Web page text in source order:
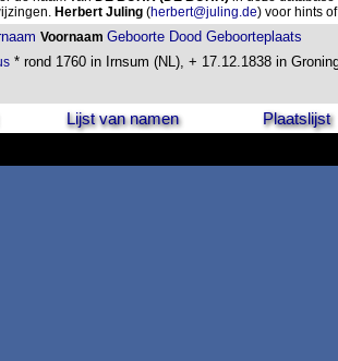
Herbert Juling (herbert@juling.de) voor hints
Voornaam Geboorte Dood Geboorteplaats
* rond 1760 in Irnsum (NL), + 17.12.1838 in
Lijst van namen Plaatslijst